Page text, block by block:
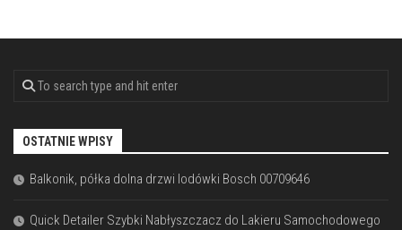
OSTATNIE WPISY
Balkonik, półka dolna drzwi lodówki Bosch 00709646
Quick Detailer Szybki Nabłyszczacz do Lakieru Samochodowego